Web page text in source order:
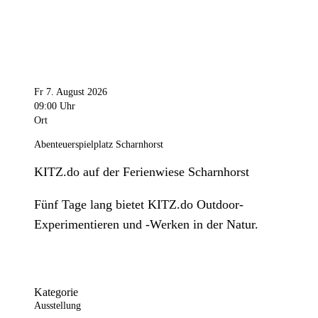
Fr 7. August 2026
09:00 Uhr
Ort
Abenteuerspielplatz Scharnhorst
KITZ.do auf der Ferienwiese Scharnhorst
Fünf Tage lang bietet KITZ.do Outdoor-
Experimentieren und -Werken in der Natur.
Kategorie
Ausstellung